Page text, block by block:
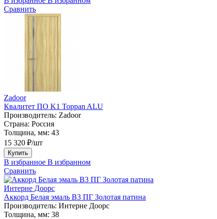
Сравнить
Zadoor
Квалитет ПО K1 Toppan ALU
Производитель: Zadoor
Страна: Россия
Толщина, мм: 43
15 320 ₽/шт
Купить
В избранное В избранном
Сравнить
Интерне Доорс
Аккорд Белая эмаль В3 ПГ Золотая патина
Производитель: Интерне Доорс
Толщина, мм: 38